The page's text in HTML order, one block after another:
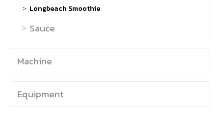
Longbeach Smoothie
Sauce
Machine
Equipment